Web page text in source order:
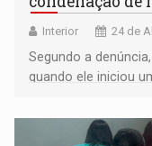
Interior 24 de
Segundo a
quando ele iniciou
pescoço